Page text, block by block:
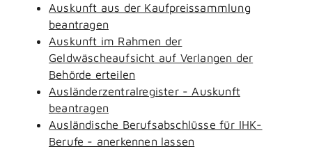
Auskunft aus der Kaufpreissammlung
beantragen
Auskunft im Rahmen der
Geldwäscheaufsicht auf Verlangen der
Behörde erteilen
Ausländerzentralregister - Auskunft
beantragen
Ausländische Berufsabschlüsse für IHK-
Berufe - anerkennen lassen